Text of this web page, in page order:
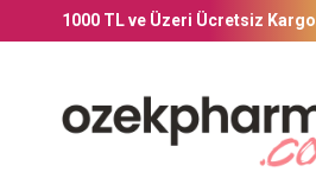
1000 TL ve Üzeri Ücretsiz Kargo